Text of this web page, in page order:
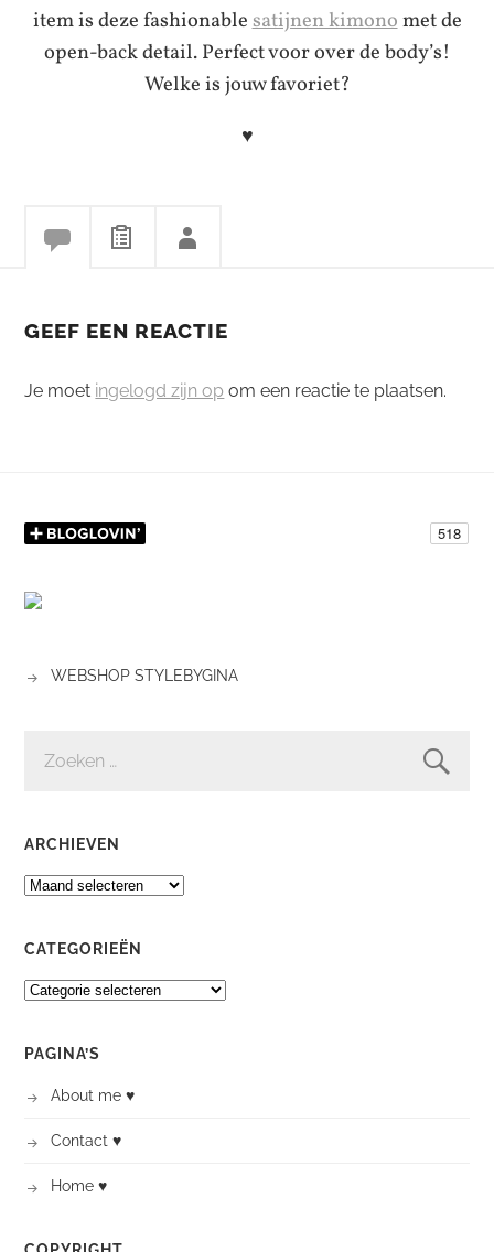
item is deze fashionablesatijnen kimonomet de
open-back detail. Perfect voor over de body’s!
Welke is jouw favoriet?
♥
GEEF EEN REACTIE
Je moet ingelogd zijn op om een reactie te plaatsen.
WEBSHOP STYLEBYGINA
NAAR:
ARCHIEVEN
ARCHIEVEN
CATEGORIEËN
CATEGORIEËN
PAGINA’S
About me ♥
Contact ♥
Home ♥